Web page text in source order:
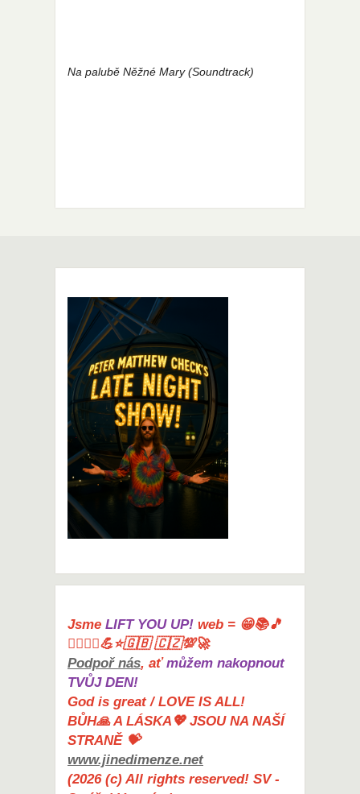
Na palubě Něžné Mary (Soundtrack)
Jsme LIFT YOU UP! web = 😁📚🎵
🤸‍♀️🏋️‍♀️💪⭐🇬🇧 🇨🇿💯🚀
Podpoř nás, aťmůžem nakopnout
TVŮJ DEN!
God is great / LOVE IS ALL!
BŮH🙏 A LÁSKA💖 JSOU NA NAŠÍ
STRANĚ 💝
www.jinedimenze.net
(2026 (c) All rights reserved! SV -